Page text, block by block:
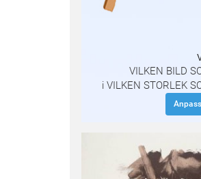
VILKEN BILD
i VILKEN STORLEK